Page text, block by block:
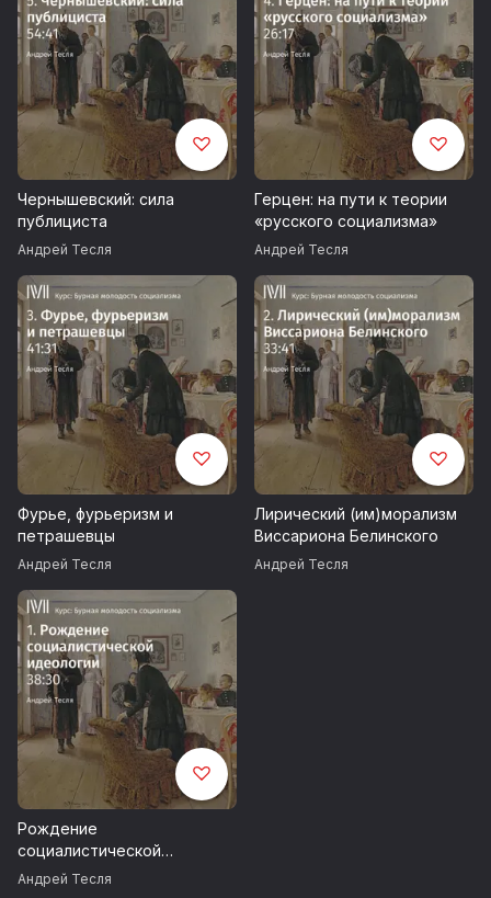
Чернышевский: сила
публициста
Андрей Тесля
Герцен: на пути к теории
«русского социализма»
Андрей Тесля
Фурье, фурьеризм и
петрашевцы
Андрей Тесля
Лирический (им)морализм
Виссариона Белинского
Андрей Тесля
Рождение
социалистической
идеологии
Андрей Тесля